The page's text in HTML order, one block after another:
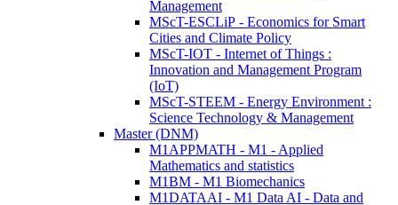
Management
MScT-ESCLiP - Economics for Smart
Cities and Climate Policy
MScT-IOT - Internet of Things :
Innovation and Management Program
(IoT)
MScT-STEEM - Energy Environment :
Science Technology & Management
Master (DNM)
M1APPMATH - M1 - Applied
Mathematics and statistics
M1BM - M1 Biomechanics
M1DATAAI - M1 Data AI - Data and